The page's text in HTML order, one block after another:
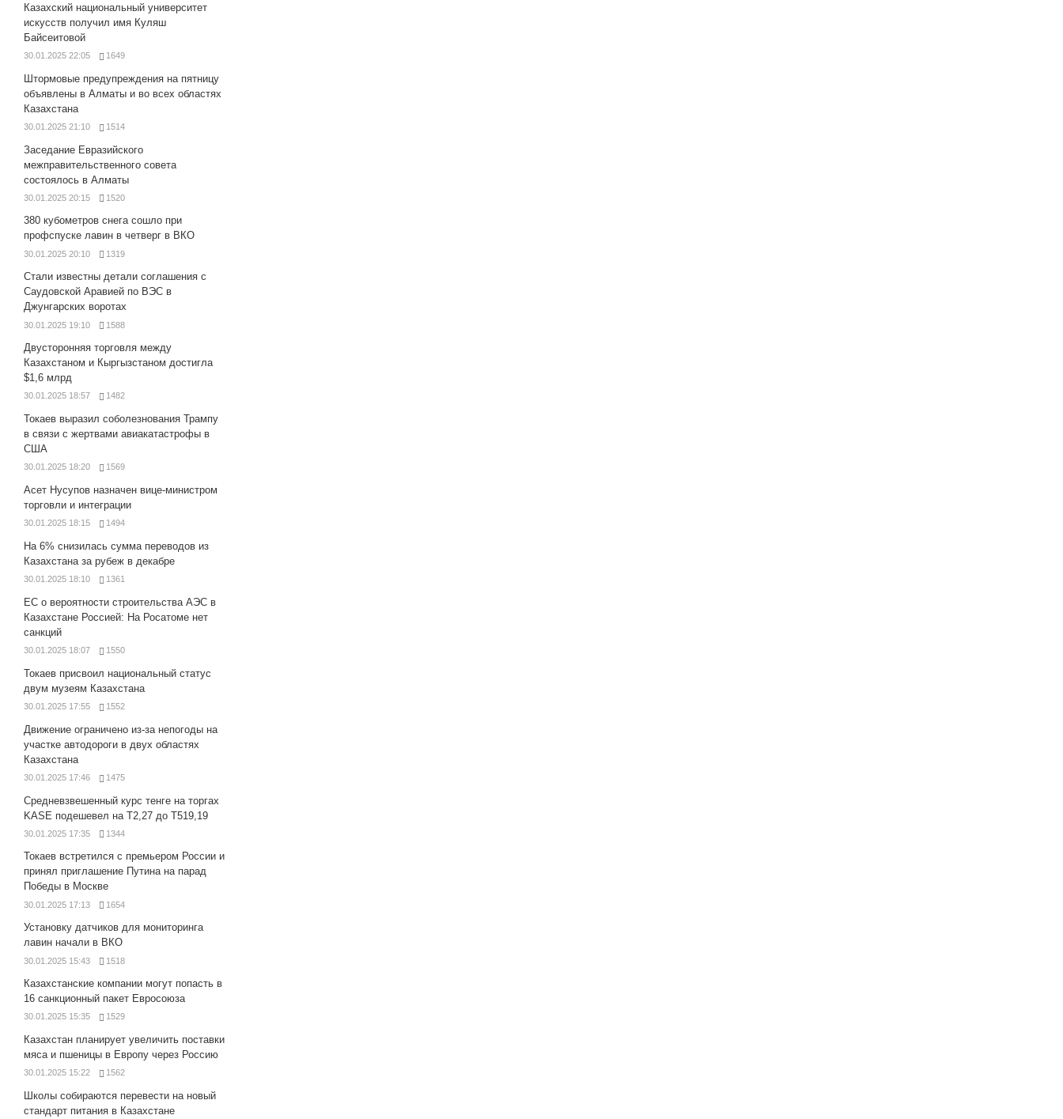
Казахский национальный университет
искусств получил имя Куляш
Байсеитовой
30.01.2025 22:05 1649
Штормовые предупреждения на пятницу
объявлены в Алматы и во всех областях
Казахстана
30.01.2025 21:10 1514
Заседание Евразийского
межправительственного совета
состоялось в Алматы
30.01.2025 20:15 1520
380 кубометров снега сошло при
профспуске лавин в четверг в ВКО
30.01.2025 20:10 1319
Стали известны детали соглашения с
Саудовской Аравией по ВЭС в
Джунгарских воротах
30.01.2025 19:10 1588
Двусторонняя торговля между
Казахстаном и Кыргызстаном достигла
$1,6 млрд
30.01.2025 18:57 1482
Токаев выразил соболезнования Трампу
в связи с жертвами авиакатастрофы в
США
30.01.2025 18:20 1569
Асет Нусупов назначен вице-министром
торговли и интеграции
30.01.2025 18:15 1494
На 6% снизилась сумма переводов из
Казахстана за рубеж в декабре
30.01.2025 18:10 1361
ЕС о вероятности строительства АЭС в
Казахстане Россией: На Росатоме нет
санкций
30.01.2025 18:07 1550
Токаев присвоил национальный статус
двум музеям Казахстана
30.01.2025 17:55 1552
Движение ограничено из-за непогоды на
участке автодороги в двух областях
Казахстана
30.01.2025 17:46 1475
Средневзвешенный курс тенге на торгах
KASE подешевел на Т2,27 до Т519,19
30.01.2025 17:35 1344
Токаев встретился с премьером России и
принял приглашение Путина на парад
Победы в Москве
30.01.2025 17:13 1654
Установку датчиков для мониторинга
лавин начали в ВКО
30.01.2025 15:43 1518
Казахстанские компании могут попасть в
16 санкционный пакет Евросоюза
30.01.2025 15:35 1529
Казахстан планирует увеличить поставки
мяса и пшеницы в Европу через Россию
30.01.2025 15:22 1562
Школы собираются перевести на новый
стандарт питания в Казахстане